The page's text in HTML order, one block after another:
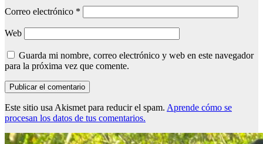
Correo electrónico *
Web
Guarda mi nombre, correo electrónico y web en este navegador
para la próxima vez que comente.
Este sitio usa Akismet para reducir el spam. Aprende cómo se
procesan los datos de tus comentarios.